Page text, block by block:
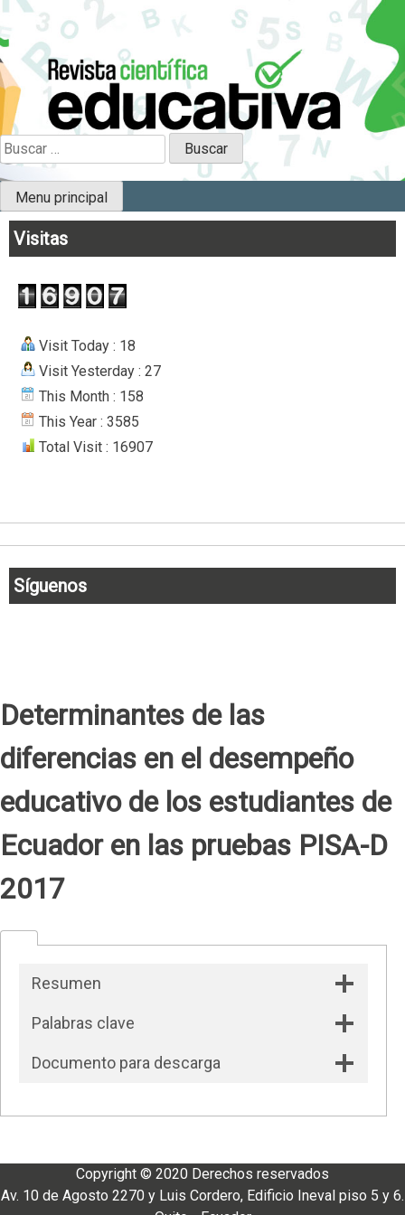
Skip
content
Científica Educativa
B
u
s
c
Menu principal
Visitas
Visit Today : 18
Visit Yesterday : 27
This Month : 158
This Year : 3585
Total Visit : 16907
Síguenos
Determinantes de las
diferencias en el desempeño
educativo de los estudiantes de
Ecuador en las pruebas PISA-D
2017
Resumen
Palabras clave
Documento para descarga
Copyright © 2020 Derechos reservados
Av. 10 de Agosto 2270 y Luis Cordero, Edificio Ineval piso 5 y 6.